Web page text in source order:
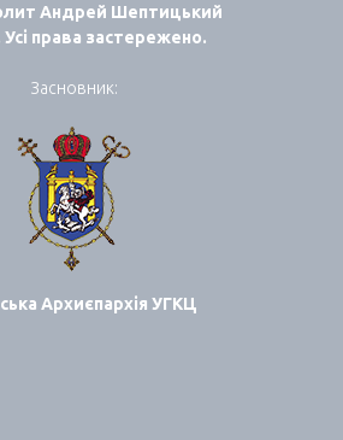
Андрей Шептицький
Усі права застережено.
Засновник:
Архиєпархія УГКЦ